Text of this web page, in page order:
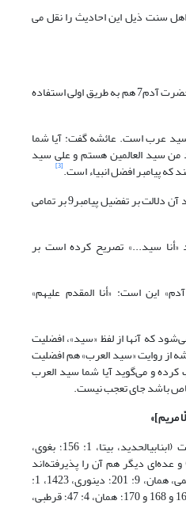
اهل سنت ذیل این احادیث را نقل می
1. از این حدیث برتری پیامبر9 بر حضرت آدم7 هم به طریق اولی استفاده
پیامبر9 فرمود: حضرت علی7 سید عرب است. عائشه گفت: آیا شما
من سید العالمین هستم و علی سید
پیامبر افضل انبیاء است.[3]
3. روایت «أنا سید ولد آدم» و مانند آن دلالت بر تفضیل پیامبر9 بر تمامی
خود «أنا سید...» تصریح کرده است بر
این است: «أنا المقدم علیهم»
که آنها از لفظ «سید»، افضلیت
از روایت «سید العرب» هم افضلیت
و می‌گوید آیا شما سید العرب
خاص باشد جای تعجب نیست.
»
این روایت نزد عده‌ای متواتر است (ابن‏ابی‏الحدید، بی‏تا، 1: 156؛ بغوی،
1: 964؛ کلبی، 1419: 154) و عده‌ای دیگر هم آن را پذیرفته‌اند
(عسقلانی، بی‏تا[الف]، 6: 446؛ هیثمی، همان، 9: 201؛ دینوری، 1423، 1:
236؛ حاکم نیشابوری، همان، 3: 163 و 168 و 170؛ همان، 4: 47؛ قرطبی،